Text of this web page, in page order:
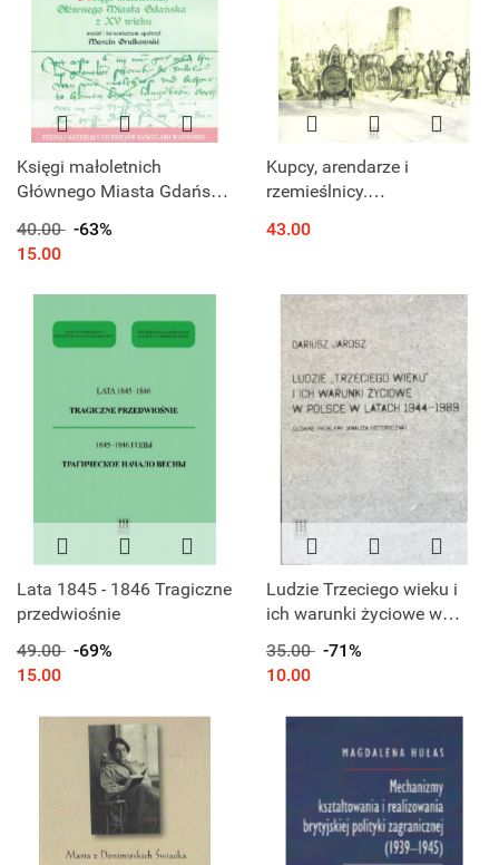
Księgi małoletnich
Głównego Miasta Gdańska
40.00 -63%
15.00
Kupcy, arendarze i
rzemieślnicy.
Żydów w Wielkim
i XVIII w.
43.00
Lata 1845 - 1846 Tragiczne
przedwiośnie
49.00 -69%
15.00
Ludzie Trzeciego wieku i
ich warunki życiowe w
1989. Główne problemy
(analiza historyczna)
35.00 -71%
10.00